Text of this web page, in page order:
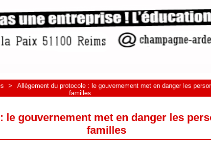
>
Allègement du protocole : le gouvernement met en danger les
familles
gouvernement met en danger les
familles